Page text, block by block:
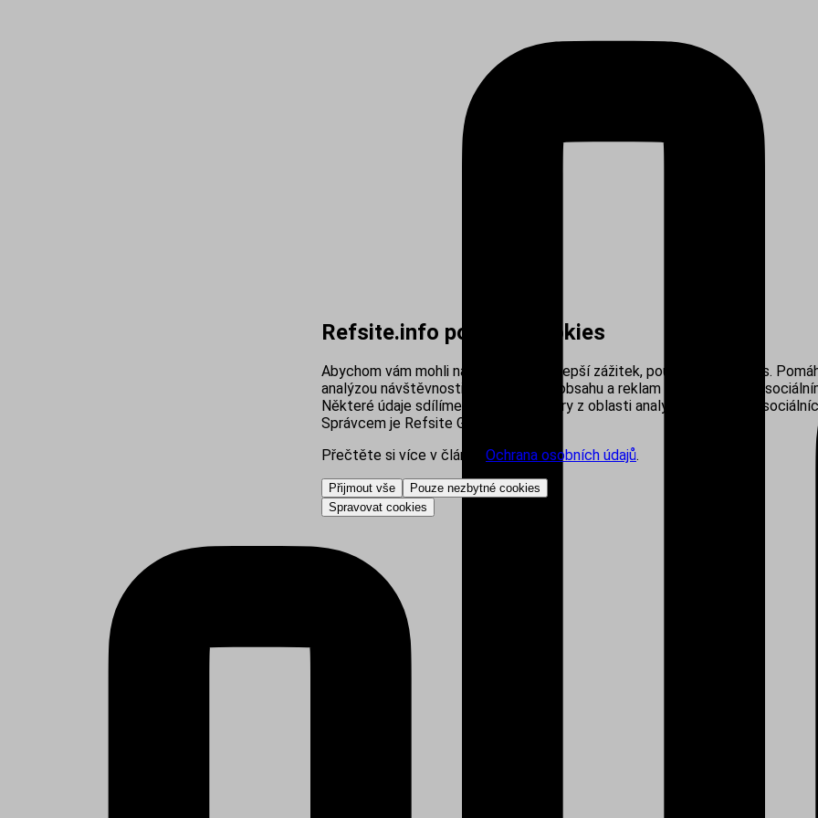
Refsite.info používá cookies
Abychom vám mohli nabídnout co nejlepší zážitek, používáme cookies.
analýzou návštěvnosti, personalizací obsahu a reklam i propojením se
Některé údaje sdílíme s našimi partnery z oblasti analytiky, reklamy a
Správcem je Refsite Group s.r.o.
Přečtěte si více v článku
Ochrana osobních údajů.
Přijmout vše
Pouze nezbytné cookies
Spravovat cookies